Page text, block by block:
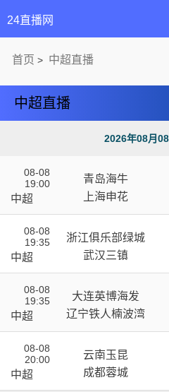
24直播网
首页 > 中超直播
中超直播
2026年08月
08-08
19:00
中超
青岛海牛
上海申花
08-08
19:35
中超
浙江俱乐部绿城
武汉三镇
08-08
19:35
中超
大连英博海发
辽宁铁人楠波湾
08-08
20:00
中超
云南玉昆
成都蓉城